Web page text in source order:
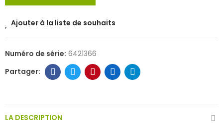
Ajouter à la liste de souhaits
Numéro de série: 6421366
LA DESCRIPTION